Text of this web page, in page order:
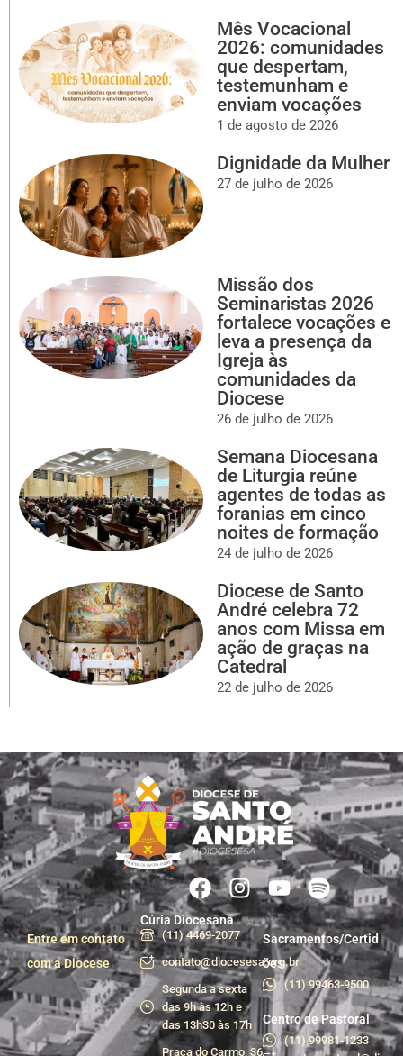
Mês Vocacional
2026: comunidades
que despertam,
testemunham e
enviam vocações
1 de agosto de 2026
Dignidade da Mulher
27 de julho de 2026
Missão dos
Seminaristas 2026
fortalece vocações e
leva a presença da
Igreja às
comunidades da
Diocese
26 de julho de 2026
Semana Diocesana
de Liturgia reúne
agentes de todas as
foranias em cinco
noites de formação
24 de julho de 2026
Diocese de Santo
André celebra 72
anos com Missa em
ação de graças na
Catedral
22 de julho de 2026
Entre em contato
com a Diocese
Cúria Diocesana
(11) 4469-2077
contato@diocesesa.org.br
Segunda a sexta
das 9h às 12h e
das 13h30 às 17h
Praça do Carmo, 36
Sacramentos/Certid
ões
(11) 99463-9500
Centro de Pastoral
(11) 99981-1233